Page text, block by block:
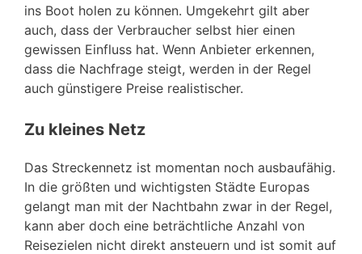
ins Boot holen zu können. Umgekehrt gilt aber
auch, dass der Verbraucher selbst hier einen
gewissen Einfluss hat. Wenn Anbieter erkennen,
dass die Nachfrage steigt, werden in der Regel
auch günstigere Preise realistischer.
Zu kleines Netz
Das Streckennetz ist momentan noch ausbaufähig.
In die größten und wichtigsten Städte Europas
gelangt man mit der Nachtbahn zwar in der Regel,
kann aber doch eine beträchtliche Anzahl von
Reisezielen nicht direkt ansteuern und ist somit auf